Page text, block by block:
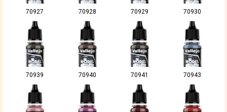
70927 70928 70929 70930
70939 70940 70941 70943